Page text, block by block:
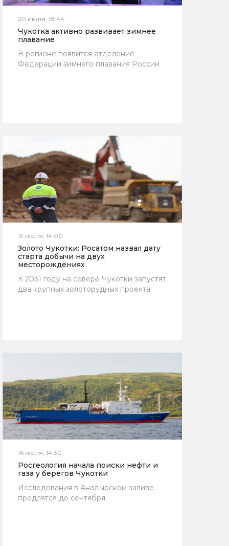
20 июля, 18:44
Чукотка активно развивает зимнее
плавание
В регионе появится отделение
Федерации зимнего плавания России
19 июля, 14:00
Золото Чукотки: Росатом назвал дату
старта добычи на двух
месторождениях
К 2031 году на севере Чукотки запустят
два крупных золоторудных проекта
16 июля, 14:30
Росгеология начала поиски нефти и
газа у берегов Чукотки
Исследования в Анадырском заливе
продлятся до сентября